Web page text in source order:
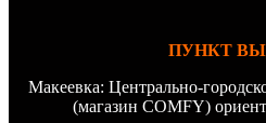
ПУНКТ
Макеевка: Центрально-
(магазин COMFY)